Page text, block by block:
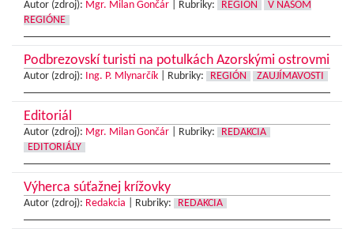
Autor (zdroj): Mgr. Milan Gončár Rubriky: REGIÓN
V NAŠOM
REGIÓNE
Podbrezovskí turisti na potulkách Azorskými ostrovmi
Autor (zdroj): Ing. P. Mlynarčík Rubriky: REGIÓN ZAUJÍMAVOSTI
Editoriál
Autor (zdroj): Mgr. Milan Gončár Rubriky:
REDAKCIA
EDITORIÁLY
Výherca súťažnej krížovky
Autor (zdroj): Redakcia Rubriky: REDAKCIA